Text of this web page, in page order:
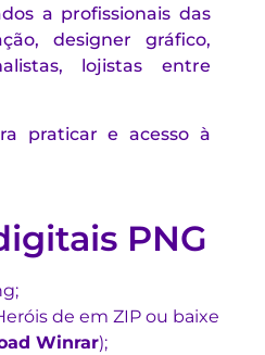
a profissionais das
designer gráfico,
lojistas entre
praticar e acesso à
PNG
de em ZIP ou baixe
Winrar);